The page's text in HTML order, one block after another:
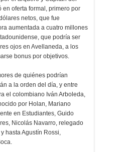
en oferta formal, primero por
netos, que fue
aumentada a cuatro millones
que podría ser
ojos en Avellaneda, a los
bonus por objetivos.
de quiénes podrían
a la orden del día, y entre
el colombiano Iván Arboleda,
por Holan, Mariano
en Estudiantes, Guido
Nicolás Navarro, relegado
hasta Agustín Rossi,